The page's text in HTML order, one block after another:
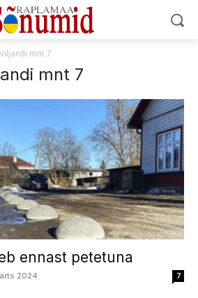
viljandi mnt 7
mnt 7
ennast petetuna
2024 7